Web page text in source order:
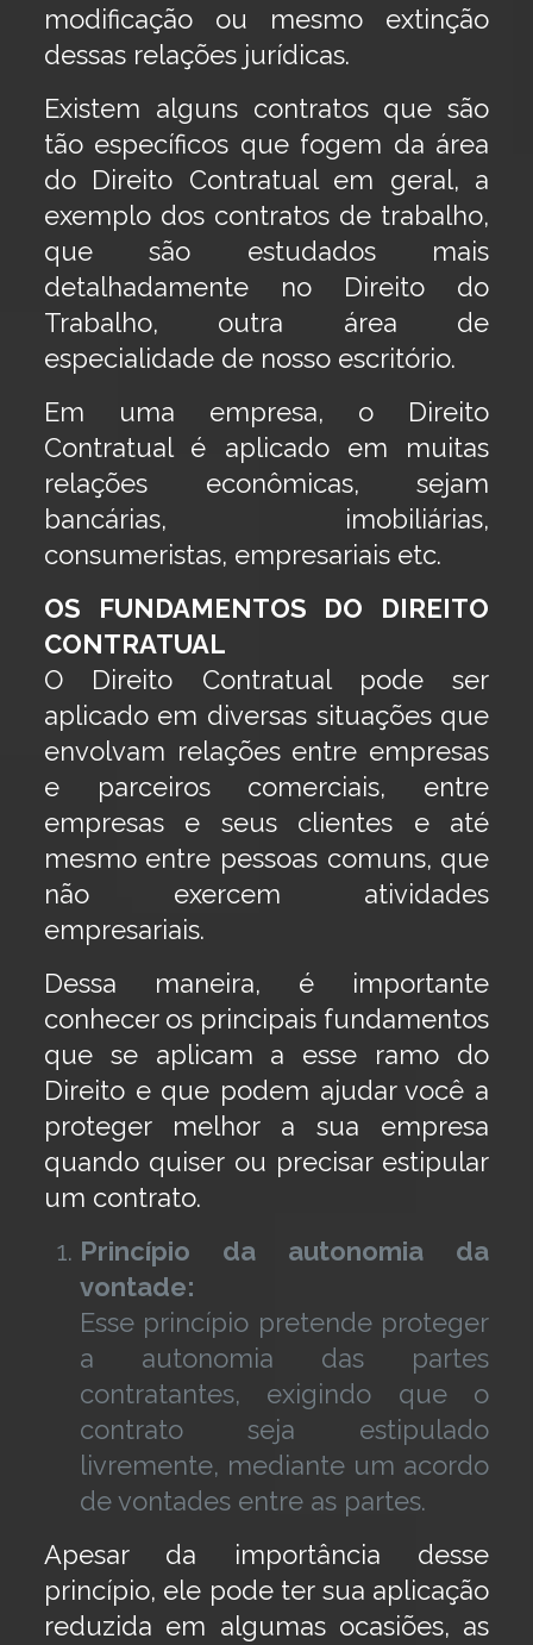
modificação ou mesmo extinção
dessas relações jurídicas.
Existem alguns contratos que são
tão específicos que fogem da área
do Direito Contratual em geral, a
exemplo dos contratos de trabalho,
que são estudados mais
detalhadamente no Direito do
Trabalho, outra área de
especialidade de nosso escritório.
Em uma empresa, o Direito
Contratual é aplicado em muitas
relações econômicas, sejam
bancárias, imobiliárias,
consumeristas, empresariais etc.
OS FUNDAMENTOS DO DIREITO
CONTRATUAL
O Direito Contratual pode ser
aplicado em diversas situações que
envolvam relações entre empresas
e parceiros comerciais, entre
empresas e seus clientes e até
mesmo entre pessoas comuns, que
não exercem atividades
empresariais.
Dessa maneira, é importante
conhecer os principais fundamentos
que se aplicam a esse ramo do
Direito e que podem ajudar você a
proteger melhor a sua empresa
quando quiser ou precisar estipular
um contrato.
Princípio da autonomia da
vontade:
Esse princípio pretende proteger
a autonomia das partes
contratantes, exigindo que o
contrato seja estipulado
livremente, mediante um acordo
de vontades entre as partes.
Apesar da importância desse
princípio, ele pode ter sua aplicação
reduzida em algumas ocasiões, as